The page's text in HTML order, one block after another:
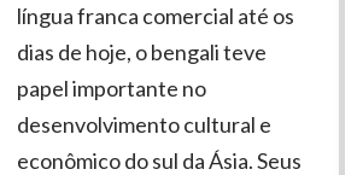
língua franca comercial até os
dias de hoje, o bengali teve
papel importante no
desenvolvimento cultural e
econômico do sul da Ásia. Seus